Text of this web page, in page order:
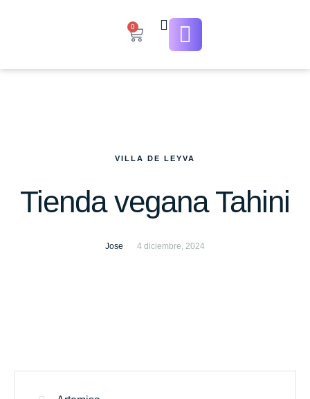
0
VILLA DE LEYVA
Tienda vegana Tahini
Jose 4 diciembre, 2024